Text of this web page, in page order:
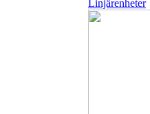
Linjärenheter